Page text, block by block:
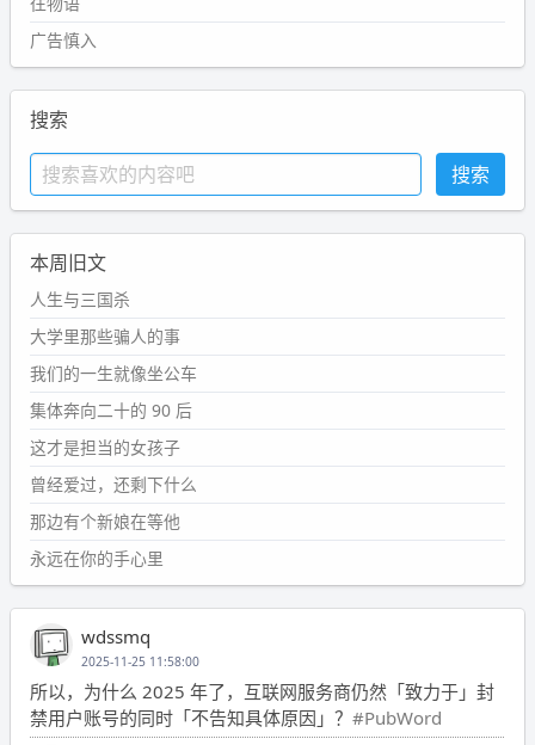
广告慎入
搜索
本周旧文
人生与三国杀
大学里那些骗人的事
我们的一生就像坐公车
集体奔向二十的 90 后
这才是担当的女孩子
曾经爱过，还剩下什么
那边有个新娘在等他
永远在你的手心里
wdssmq
2025-11-25 11:58:00
所以，为什么 2025 年了，互联网服务商仍然「致力于」封
禁用户账号的同时「不告知具体原因」？ #PubWord